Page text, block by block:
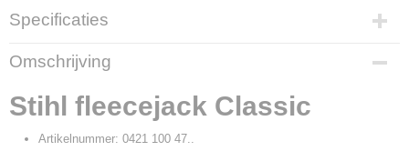
Specificaties
Productcode
17908
Productcode leverancier
0421 100 47..
Omschrijving
Stihl fleecejack Classic
Artikelnummer: 0421 100 47..